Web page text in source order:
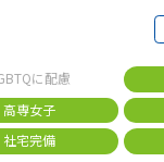
に配慮
高専女子
社宅完備